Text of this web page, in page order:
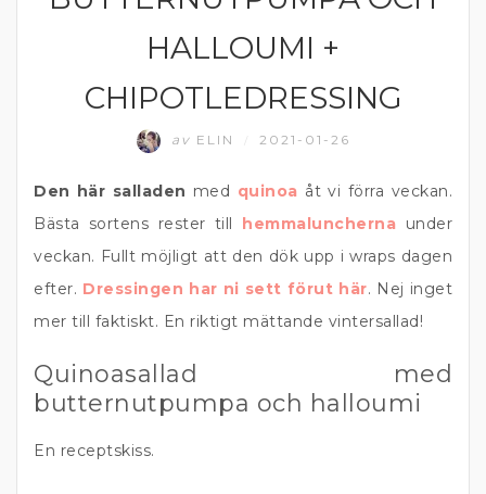
HALLOUMI +
CHIPOTLEDRESSING
av ELIN 2021-01-26
Den här salladen med quinoa åt vi förra veckan.
Bästa sortens rester till hemmaluncherna under
veckan. Fullt möjligt att den dök upp i wraps dagen
efter. Dressingen har ni sett förut här. Nej inget
mer till faktiskt. En riktigt mättande vintersallad!
Quinoasallad med
butternutpumpa och halloumi
En receptskiss.